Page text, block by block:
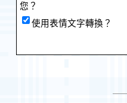
您？
使用表情文字轉換？